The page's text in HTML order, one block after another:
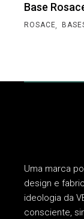
Base
ROSACE,
Uma marca
design e
ideologia da
consciente,